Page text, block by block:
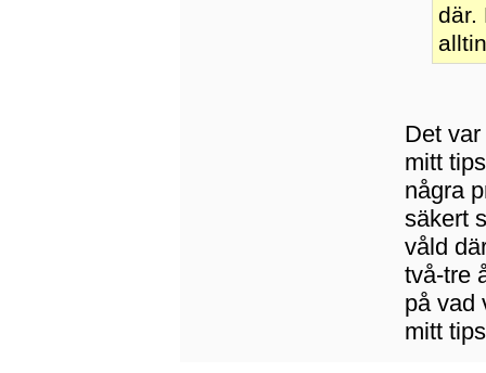
där.
Det
mitt
några
säkert
våld
två-tre
på vad
mitt